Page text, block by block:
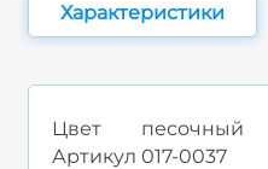
Характеристики
Цвет
песочный
Артикул 017-0037